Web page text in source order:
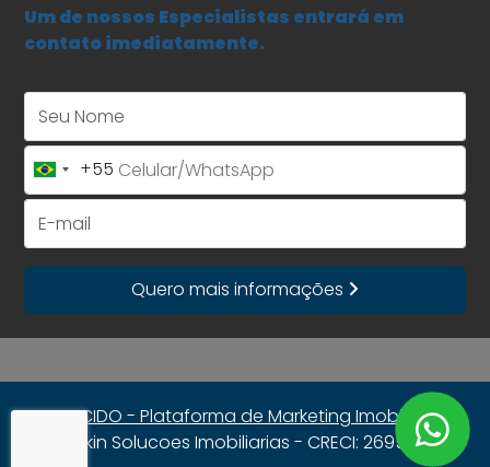
Um de nossos Especialistas entrará em
contato imediatamente.
Brazil
+55
+55
Quero mais informações
CRECIDO - Plataforma de Marketing Imobiliário
Linkin Solucoes Imobiliarias - CRECI: 269523